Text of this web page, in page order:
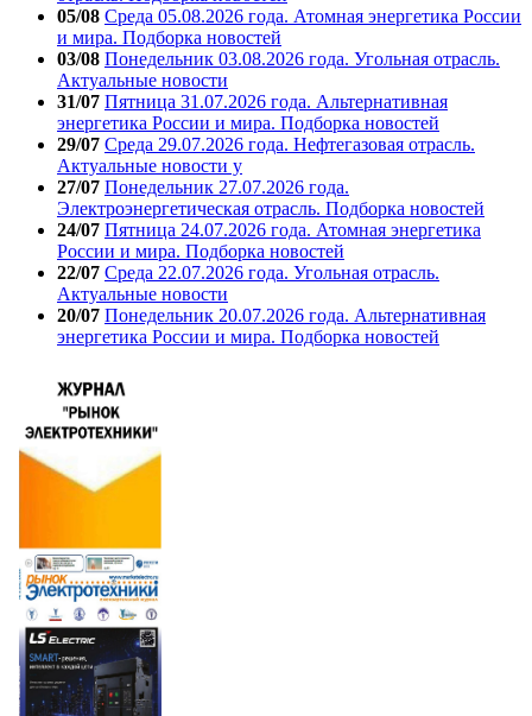
05/08 Среда 05.08.2026 года. Атомная энергетика России
и мира. Подборка новостей
03/08 Понедельник 03.08.2026 года. Угольная отрасль.
Актуальные новости
31/07 Пятница 31.07.2026 года. Альтернативная
энергетика России и мира. Подборка новостей
29/07 Среда 29.07.2026 года. Нефтегазовая отрасль.
Актуальные новости у
27/07 Понедельник 27.07.2026 года.
Электроэнергетическая отрасль. Подборка новостей
24/07 Пятница 24.07.2026 года. Атомная энергетика
России и мира. Подборка новостей
22/07 Среда 22.07.2026 года. Угольная отрасль.
Актуальные новости
20/07 Понедельник 20.07.2026 года. Альтернативная
энергетика России и мира. Подборка новостей